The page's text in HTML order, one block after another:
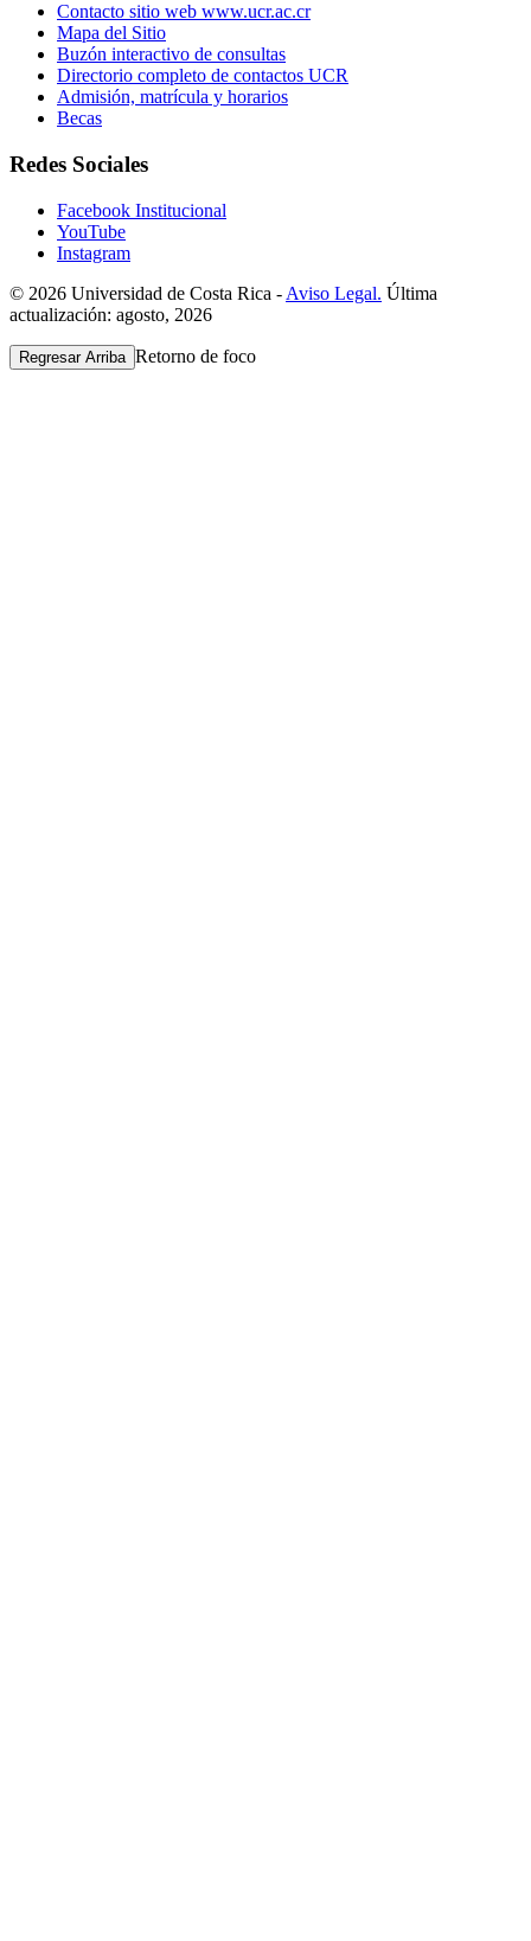
Contacto sitio web www.ucr.ac.cr
Mapa del Sitio
Buzón interactivo de consultas
Directorio completo de contactos UCR
Admisión, matrícula y horarios
Becas
Redes Sociales
Facebook Institucional
YouTube
Instagram
© 2026 Universidad de Costa Rica - Aviso Legal. Última
actualización: agosto, 2026
Regresar Arriba Retorno de foco